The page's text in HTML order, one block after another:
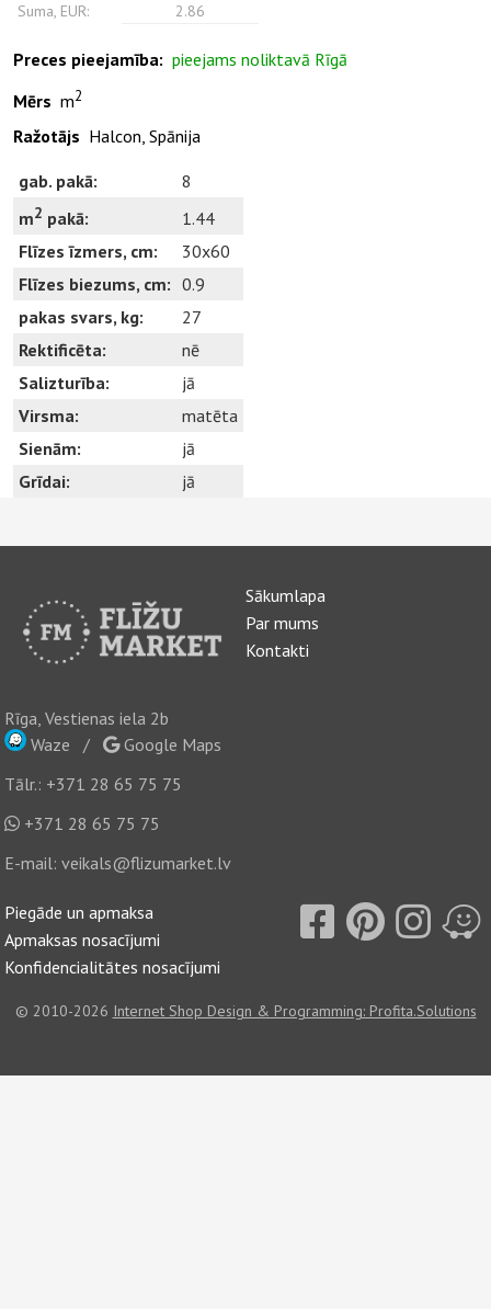
Suma, EUR: 2.86
Preces pieejamība: pieejams noliktavā Rīgā
Mērs m2
Ražotājs Halcon, Spānija
gab. pakā:
8
m2 pakā:
1.44
Flīzes īzmers, cm:
30x60
Flīzes biezums, cm: 0.9
pakas svars, kg:
27
Rektificēta:
nē
Salizturība:
jā
Virsma:
matēta
Sienām:
jā
Grīdai:
jā
Rīga, Vestienas iela 2b
Waze /
Google Maps
Tālr.: +371 28 65 75 75
+371 28 65 75 75
E-mail:veikals@flizumarket.lv
Sākumlapa
Par mums
Kontakti
Piegāde un apmaksa
Apmaksas nosacījumi
Konfidencialitātes nosacījumi
© 2010-2026 Internet Shop Design & Programming: Profita.Solutions